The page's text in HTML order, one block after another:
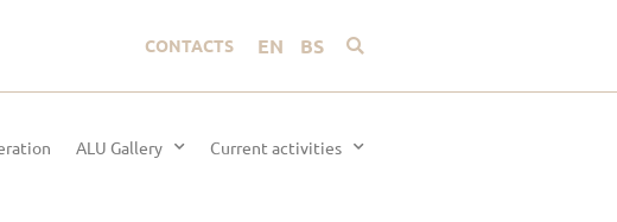
CONTACTS EN BS
ALU Gallery Current activities